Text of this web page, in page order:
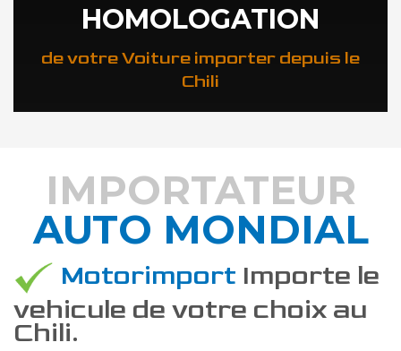
HOMOLOGATION
de votre Voiture importer depuis le
Chili
DÉCOUVREZ COMMENT
IMPORTATEUR
AUTO MONDIAL
Motorimport Importe le
vehicule de votre choix au
Chili.